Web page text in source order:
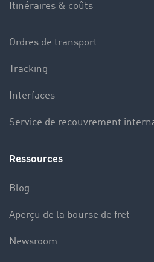
Itinéraires & coûts
Ordres de transport
Tracking
Interfaces
Service de recouvrement
Ressources
Blog
Aperçu de la bourse de fret
Newsroom